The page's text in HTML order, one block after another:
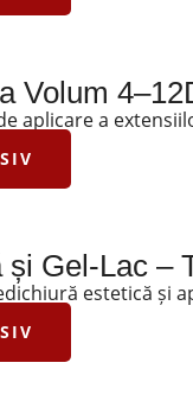
Volum
aplicare a
Gel-Lac –
estetică și